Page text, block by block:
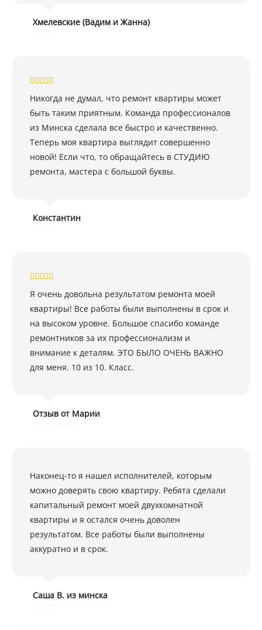
Хмелевские (Вадим и Жанна)
Никогда не думал, что ремонт квартиры может
быть таким приятным. Команда профессионалов
из Минска сделала все быстро и качественно.
Теперь моя квартира выглядит совершенно
новой! Если что, то обращайтесь в СТУДИЮ
ремонта, мастера с большой буквы.
Константин
Я очень довольна результатом ремонта моей
квартиры! Все работы были выполнены в срок и
на высоком уровне. Большое спасибо команде
ремонтников за их профессионализм и
внимание к деталям. ЭТО БЫЛО ОЧЕНЬ ВАЖНО
для меня. 10 из 10. Класс.
Отзыв от Марии
Наконец-то я нашел исполнителей, которым
можно доверять свою квартиру. Ребята сделали
капитальный ремонт моей двухкомнатной
квартиры и я остался очень доволен
результатом. Все работы были выполнены
аккуратно и в срок.
Саша В. из минска